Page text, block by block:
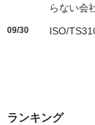
らない会
09/30 ISO/
ランキング